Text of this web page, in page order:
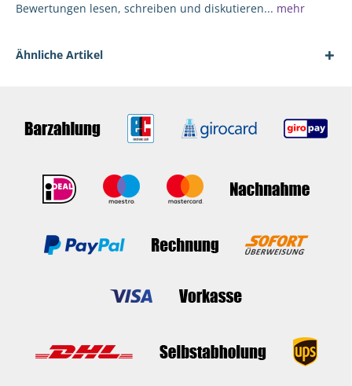
Bewertungen lesen, schreiben und diskutieren... mehr
Ähnliche Artikel